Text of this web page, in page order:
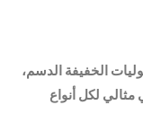
الخفيفة الدسم،
لكل أنواع